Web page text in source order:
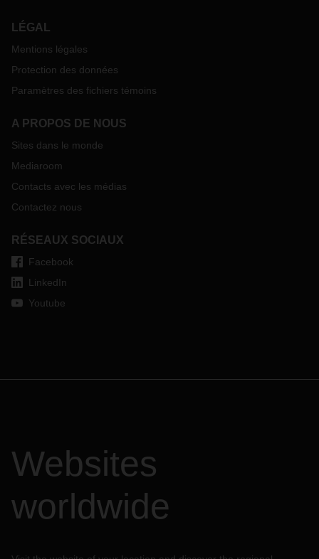
LÉGAL
Mentions légales
Protection des données
Paramètres des fichiers témoins
A PROPOS DE NOUS
Sites dans le monde
Mediaroom
Contacts avec les médias
Contactez nous
RÉSEAUX SOCIAUX
Facebook
LinkedIn
Youtube
Websites
worldwide